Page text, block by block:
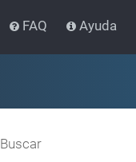
FAQ Ayuda
Buscar